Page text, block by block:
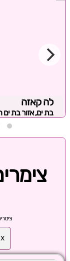
לה קאזה
בת ים, אזור בת ים
X צימרים לאוהבים באזור כפר סבא